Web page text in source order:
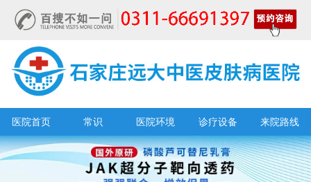
医院首页 常识 医院环境 诊疗设备 来院路线